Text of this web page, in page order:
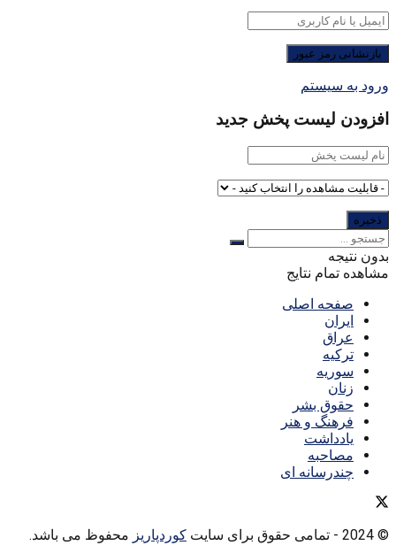
ورود به سیستم
افزودن لیست پخش جدید
بدون نتیجه
مشاهده تمام نتایج
صفحه اصلی
ایران
عراق
ترکیه
سوریه
زنان
حقوق بشر
فرهنگ و هنر
یادداشت
مصاحبه
چندرسانه ای
© 2024 - تمامی حقوق برای سایت کوردپاریز محفوظ می باشد.